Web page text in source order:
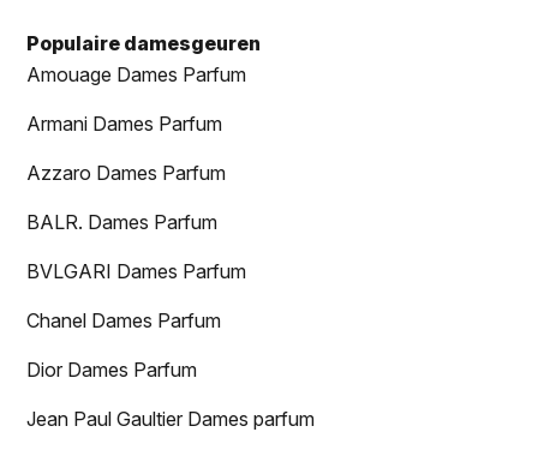
Populaire damesgeuren
Amouage Dames Parfum
Armani Dames Parfum
Azzaro Dames Parfum
BALR. Dames Parfum
BVLGARI Dames Parfum
Chanel Dames Parfum
Dior Dames Parfum
Jean Paul Gaultier Dames parfum